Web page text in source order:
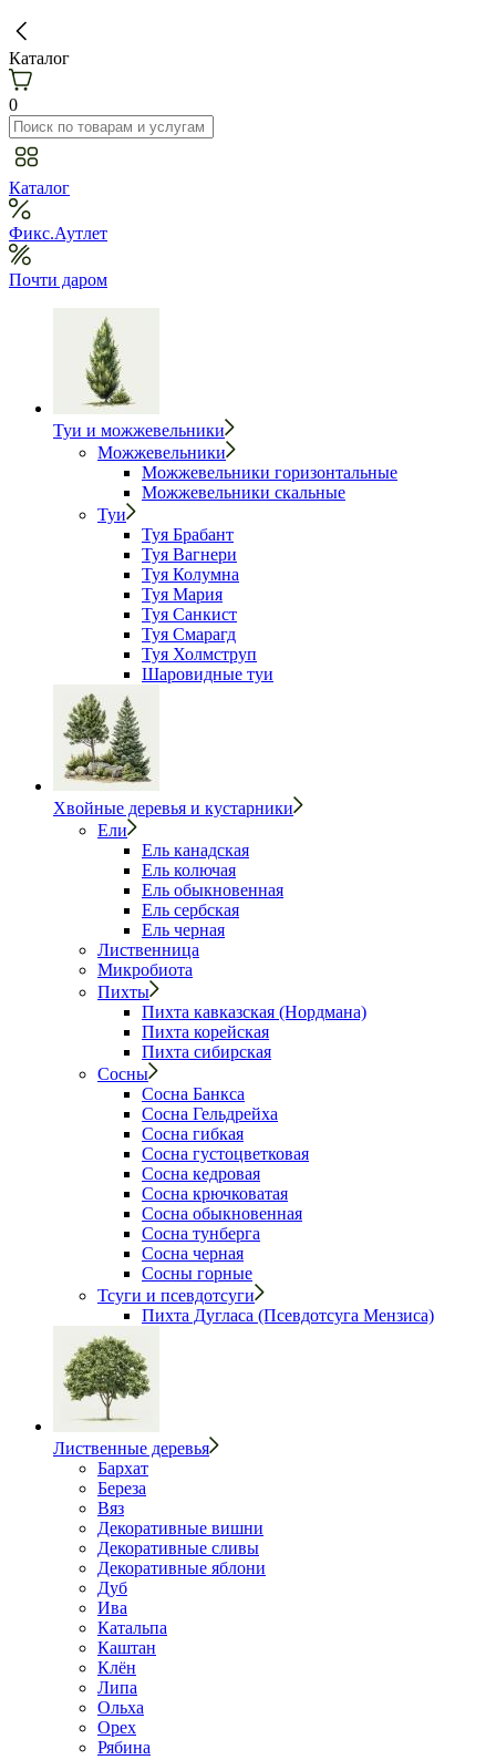
Каталог
0
Каталог
Фикс.Аутлет
Почти даром
Туи и можжевельники
Можжевельники
Можжевельники горизонтальные
Можжевельники скальные
Туи
Туя Брабант
Туя Вагнери
Туя Колумна
Туя Мария
Туя Санкист
Туя Смарагд
Туя Холмструп
Шаровидные туи
Хвойные деревья и кустарники
Ели
Ель канадская
Ель колючая
Ель обыкновенная
Ель сербская
Ель черная
Лиственница
Микробиота
Пихты
Пихта кавказская (Нордмана)
Пихта корейская
Пихта сибирская
Сосны
Сосна Банкса
Сосна Гельдрейха
Сосна гибкая
Сосна густоцветковая
Сосна кедровая
Сосна крючковатая
Сосна обыкновенная
Сосна тунберга
Сосна черная
Сосны горные
Тсуги и псевдотсуги
Пихта Дугласа (Псевдотсуга Мензиса)
Лиственные деревья
Бархат
Береза
Вяз
Декоративные вишни
Декоративные сливы
Декоративные яблони
Дуб
Ива
Катальпа
Каштан
Клён
Липа
Ольха
Орех
Рябина